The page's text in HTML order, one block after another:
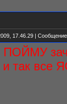
17.46.29 |
и так все